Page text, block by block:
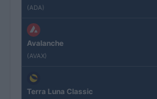
(ADA)
Avalanche
(AVAX)
Terra Luna Classic